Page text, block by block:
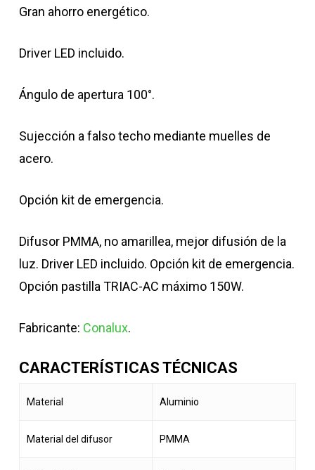
Gran ahorro energético.
Driver LED incluido.
Ángulo de apertura 100°.
Sujección a falso techo mediante muelles de
acero.
Opción kit de emergencia.
Difusor PMMA, no amarillea, mejor difusión de la
luz. Driver LED incluido. Opción kit de emergencia.
Opción pastilla TRIAC-AC máximo 150W.
Fabricante: Conalux.
CARACTERÍSTICAS TÉCNICAS
Material Aluminio
Material del difusor PMMA